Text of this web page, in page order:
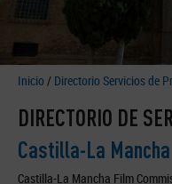
Inicio / Directorio Servicios de
DIRECTORIO DE
Castilla-La Mancha
Castilla-La Mancha Film